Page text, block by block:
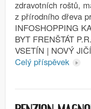
zdravotních roštů,
z přírodního dřeva
INFOSHOPPING
BYT FRENŠTÁT
VSETÍN | NOVÝ
Celý příspěvek